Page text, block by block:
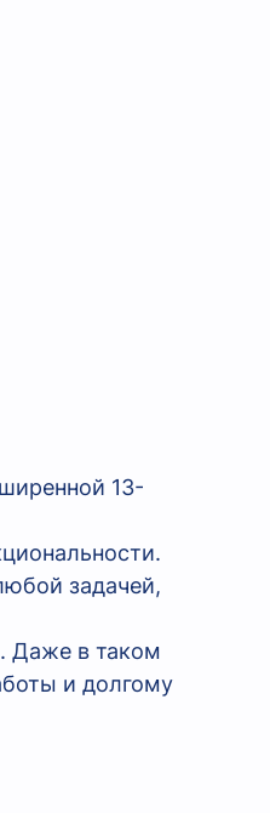
13-
задачей,
Даже в таком
и долгому